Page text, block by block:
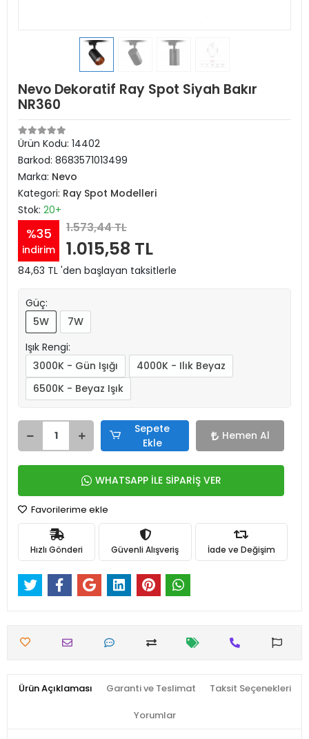
Nevo Dekoratif Ray Spot Siyah Bakır
NR360
Ürün Kodu: 14402
Barkod: 8683571013499
Marka: Nevo
Kategori: Ray Spot Modelleri
Stok: 20+
%35
indirim
1.573,44 TL
1.015,58 TL
84,63 TL 'den başlayan taksitlerle
Güç:
5W
7W
Işık Rengi:
3000K - Gün Işığı
4000K - Ilık Beyaz
6500K - Beyaz Işık
Sepete
Ekle
Hemen Al
WHATSAPP İLE SİPARİŞ VER
Favorilerime ekle
Hızlı Gönderi Güvenli Alışveriş İade ve Değişim
Ürün Açıklaması Garanti ve Teslimat Taksit Seçenekleri
Yorumlar